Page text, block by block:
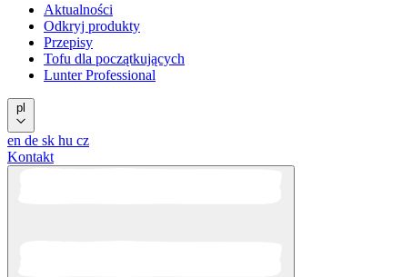
Aktualności
Odkryj produkty
Przepisy
Tofu dla początkujących
Lunter Professional
pl
en de sk hu cz
Kontakt